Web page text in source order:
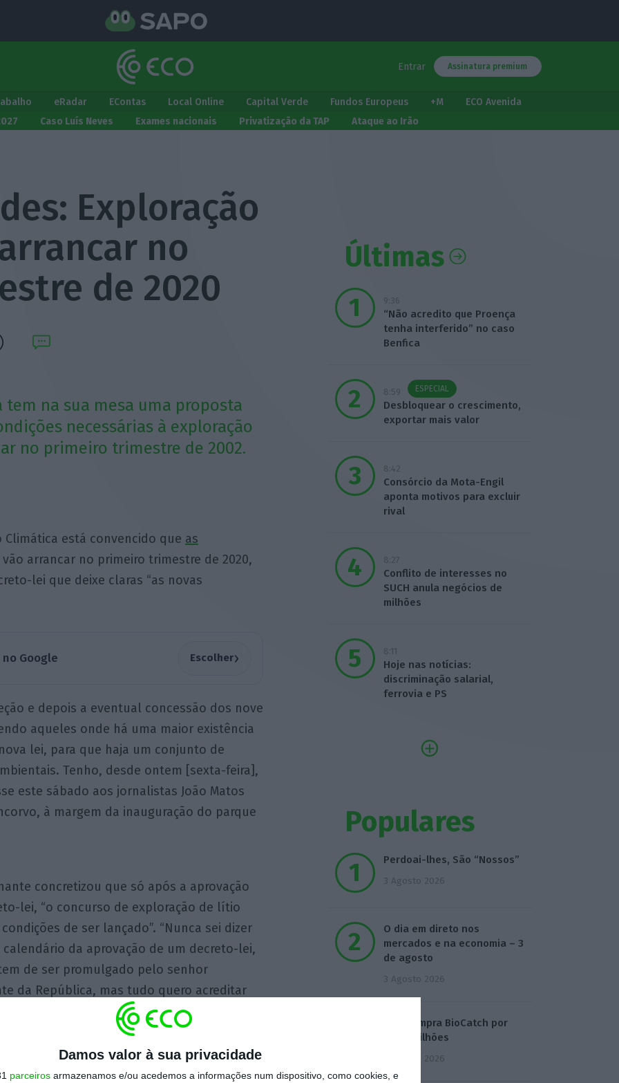
Damos valor à sua privacidade
parceiros armazenamos e/ou acedemos a informações num dispositivo, como cookies, e
Entrar Assinatura premium
eRadar EContas Local Online Capital Verde Fundos Europeus +M
ECO Avenida
Caso Luís Neves Exames nacionais Privatização da TAP Ataque ao Irão
Exploração
no
de 2020
na sua mesa uma proposta
necessárias à exploração
no primeiro trimestre de 2002.
Climática está convencido que as
arrancar no primeiro trimestre de 2020,
lei que deixe claras “as novas
Google Escolher›
e depois a eventual concessão dos nove
aqueles onde há uma maior existência
lei, para que haja um conjunto de
Tenho, desde ontem [sexta-feira],
este sábado aos jornalistas João Matos
à margem da inauguração do parque
concretizou que só após a aprovação
lei, “o concurso de exploração de lítio
de ser lançado”. “Nunca sei dizer
da aprovação de um decreto-lei,
de ser promulgado pelo senhor
da República, mas tudo quero acreditar
2020, a exploração de lítio tenha o seu
de lítio “é uma grande oportunidade para
Últimas
9:36
“Não acredito que Proença
tenha interferido” no caso
Benfica
8:59 ESPECIAL
Desbloquear o crescimento,
exportar mais valor
8:42
Consórcio da Mota-Engil
aponta motivos para excluir
rival
8:27
Conflito de interesses no
SUCH anula negócios de
milhões
8:11
Hoje nas notícias:
discriminação salarial,
ferrovia e PS
Populares
Perdoai-lhes, São “Nossos”
3 Agosto 2026
O dia em direto nos
mercados e na economia – 3
de agosto
3 Agosto 2026
Visa compra BioCatch por
2.081 milhões
3 Agosto 2026